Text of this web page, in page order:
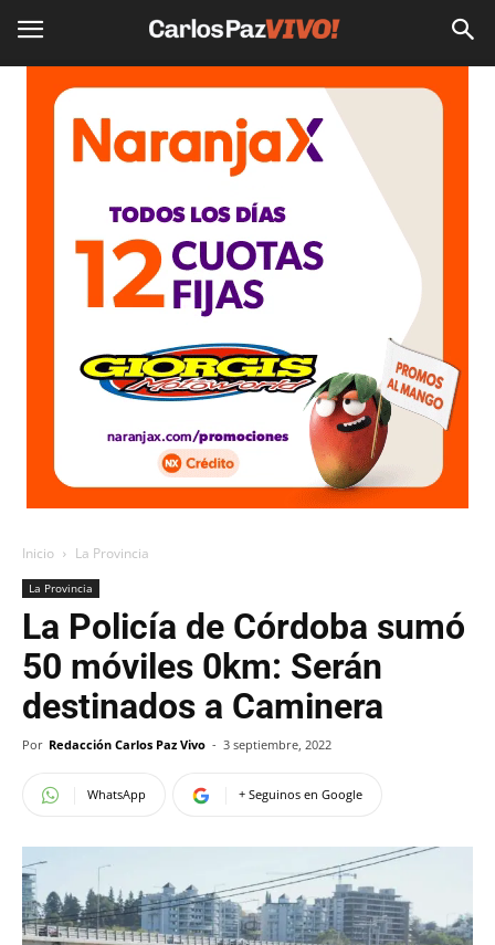
Inicio La Provincia
La Provincia
La Policía de Córdoba sumó
50 móviles 0km: Serán
destinados a Caminera
Por Redacción Carlos Paz Vivo - 3 septiembre, 2022
WhatsApp + Seguinos en Google